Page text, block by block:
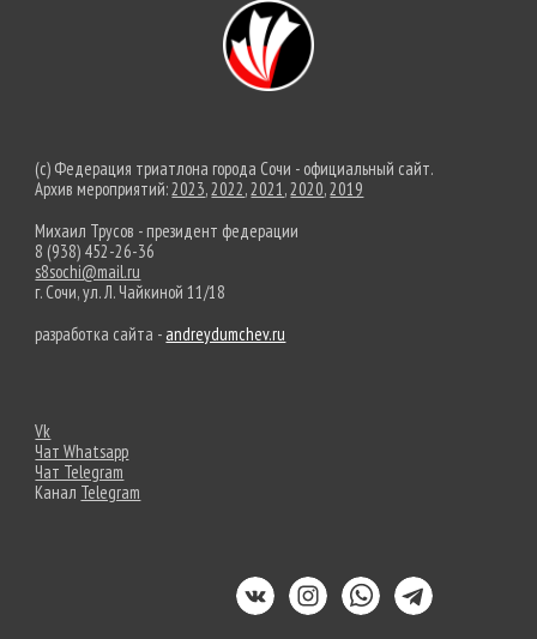
(c) Федерация триатлона города Сочи - официальный сайт.
Архив мероприятий: 2023, 2022, 2021 , 2020, 2019
Михаил Трусов - президент федерации
8 (938) 452-26-36
s8sochi@mail.ru
г. Сочи, ул. Л. Чайкиной 11/18
разработка сайта - andreydumchev.ru
Vk
Чат Whatsapp
Чат Telegram
Канал Telegram